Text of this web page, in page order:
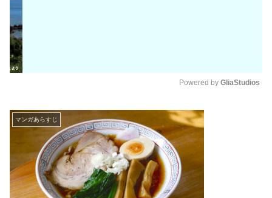
Powered by GliaStudios
マンガあらすじ